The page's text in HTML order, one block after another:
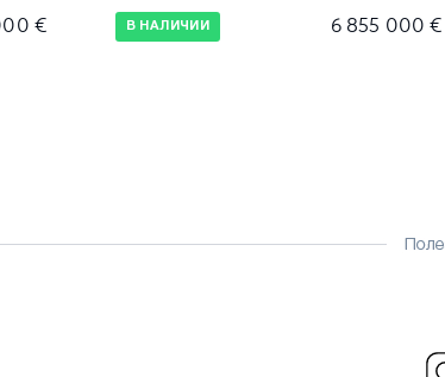
€ В НАЛИЧИИ 6 855 000 €